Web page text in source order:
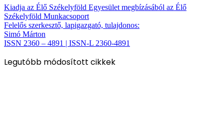
Kiadja az Élő Székelyföld Egyesület megbízásából az Élő
Székelyföld Munkacsoport
Felelős szerkesztő, lapigazgató, tulajdonos:
Simó Márton
ISSN 2360 – 4891 | ISSN-L 2360-4891
Legutóbb módosított cikkek